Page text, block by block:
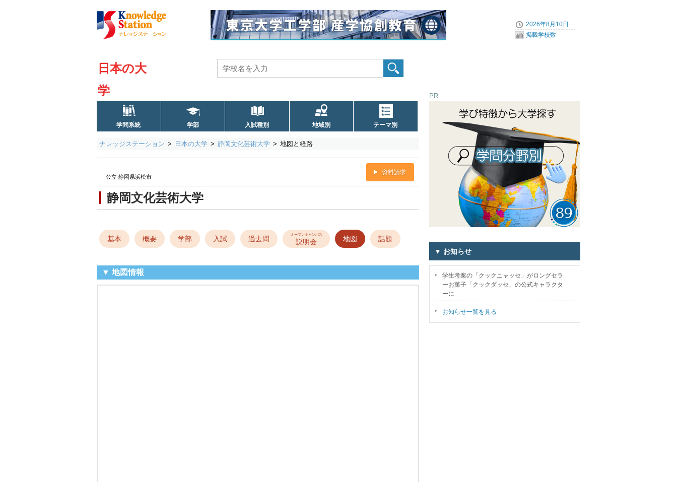
2026年8月10日
掲載学校数
日本の大
学
学問系統 学部 入試種別 地域別 テーマ別
ナレッジステーション 日本の大学 静岡文化芸術大学 地図と経路
静岡文化芸術大学
公立 静岡県浜松市
資料請求
基本 概要 学部 入試 過去問
オープンキャンパス
説明会 地図 話題
▼ 地図情報
PR
▼ お知らせ
学生考案の「クックニャッセ」がロングセラ
ーお菓子「クックダッセ」の公式キャラクタ
ーに
お知らせ一覧を見る